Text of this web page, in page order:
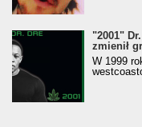
"2001"
zmienił
W 1999